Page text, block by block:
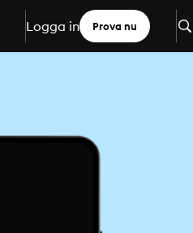
Logga in Prova nu